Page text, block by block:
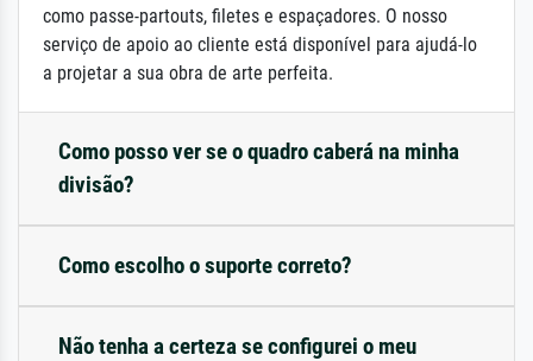
como passe-partouts, filetes e espaçadores. O nosso
serviço de apoio ao cliente está disponível para ajudá-lo
a projetar a sua obra de arte perfeita.
Como posso ver se o quadro caberá na minha
divisão?
Como escolho o suporte correto?
Não tenha a certeza se configurei o meu